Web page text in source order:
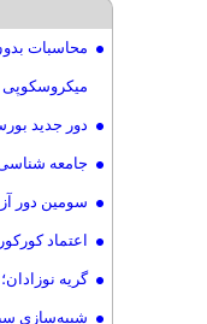
محاسبات
میکروسکوپی
دور جدید
جامعه
سومین دور
اعتماد
گریه
شبیه‌سازی